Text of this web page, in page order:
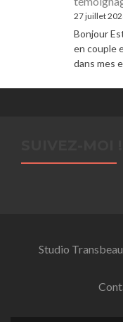
27 juillet
Bonjour
en couple
dans mes
Studio